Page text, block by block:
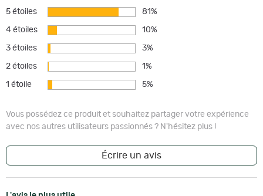
5 étoiles 81%
4 étoiles 10%
3 étoiles 3%
2 étoiles 1%
1 étoile 5%
Vous possédez ce produit et souhaitez partager votre expérience
avec nos autres utilisateurs passionnés ? N'hésitez plus !
Écrire un avis